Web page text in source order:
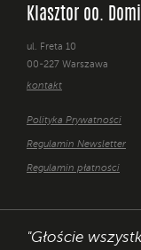
Klasztor oo.
ul. Freta 10
00-227 Warszawa
kontakt
Polityka Prywatności
Regulamin Newsletter
Regulamin płatności
"Głoście